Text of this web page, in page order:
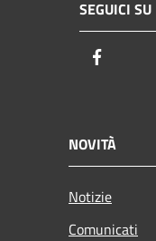
SEGUICI SU
NOVITÀ
Notizie
Comunicati